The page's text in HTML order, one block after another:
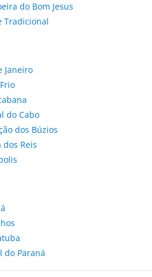
do Bom Jesus
Tradicional
Janeiro
do Cabo
dos Búzios
Reis
do Paraná